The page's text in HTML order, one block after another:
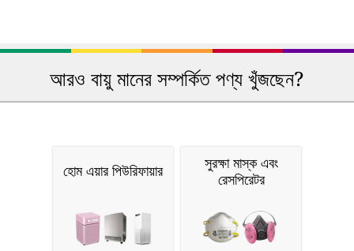
আরও বায়ু মানের সম্পর্কিত পণ্য খুঁজছেন?
হোম এয়ার পিউরিফায়ার
সুরক্ষা মাস্ক এবং
রেসপিরেটর